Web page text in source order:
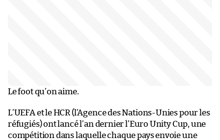
Le foot qu’on aime.
L’UEFA et le HCR (l’Agence des Nations-Unies pour les
réfugiés) ont lancé l’an dernier l’Euro Unity Cup, une
compétition dans laquelle chaque pays envoie une